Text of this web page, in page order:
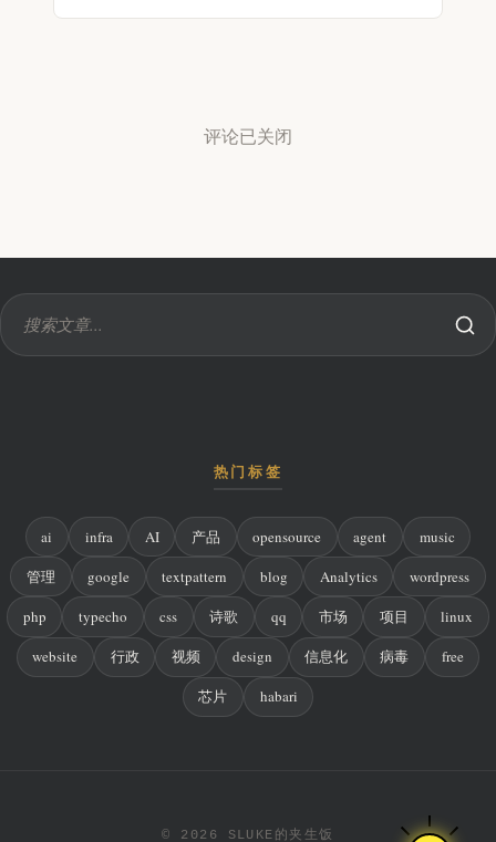
评论已关闭
热门标签
ai infra AI 产品 opensource agent music
管理 google textpattern blog Analytics wordpress
php typecho css 诗歌 qq 市场 项目 linux
website 行政 视频 design 信息化 病毒 free
芯片 habari
© 2026 SLUKE的夹生饭